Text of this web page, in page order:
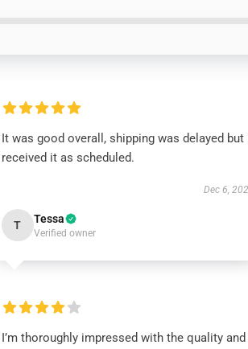
It was good overall, shipping was delayed but
received it as scheduled.
Dec 6,
T Tessa
Verified owner
I’m thoroughly impressed with the quality and